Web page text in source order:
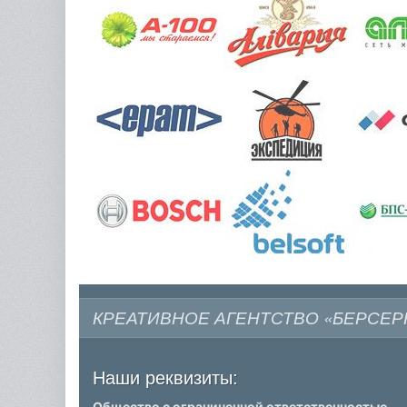
КРЕАТИВНОЕ АГЕНТСТВО
Наши реквизиты: